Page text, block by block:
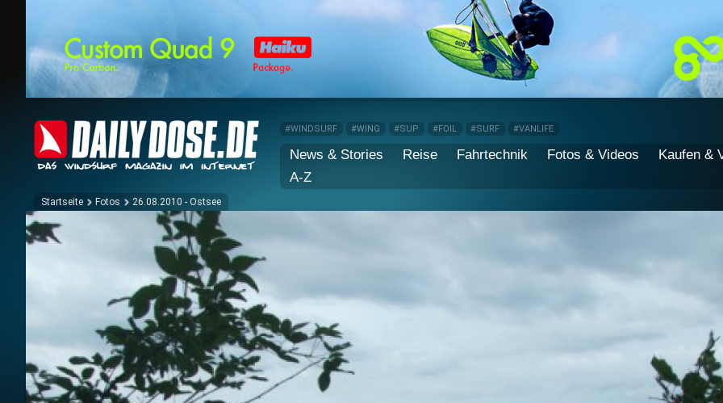
#WINDSURF #WING #SUP #FOIL #SURF #VANLIFE
News & Stories Reise Fahrtechnik Fotos & Videos
Kaufen &
A-Z
Startseite Fotos 26.08.2010 - Ostsee